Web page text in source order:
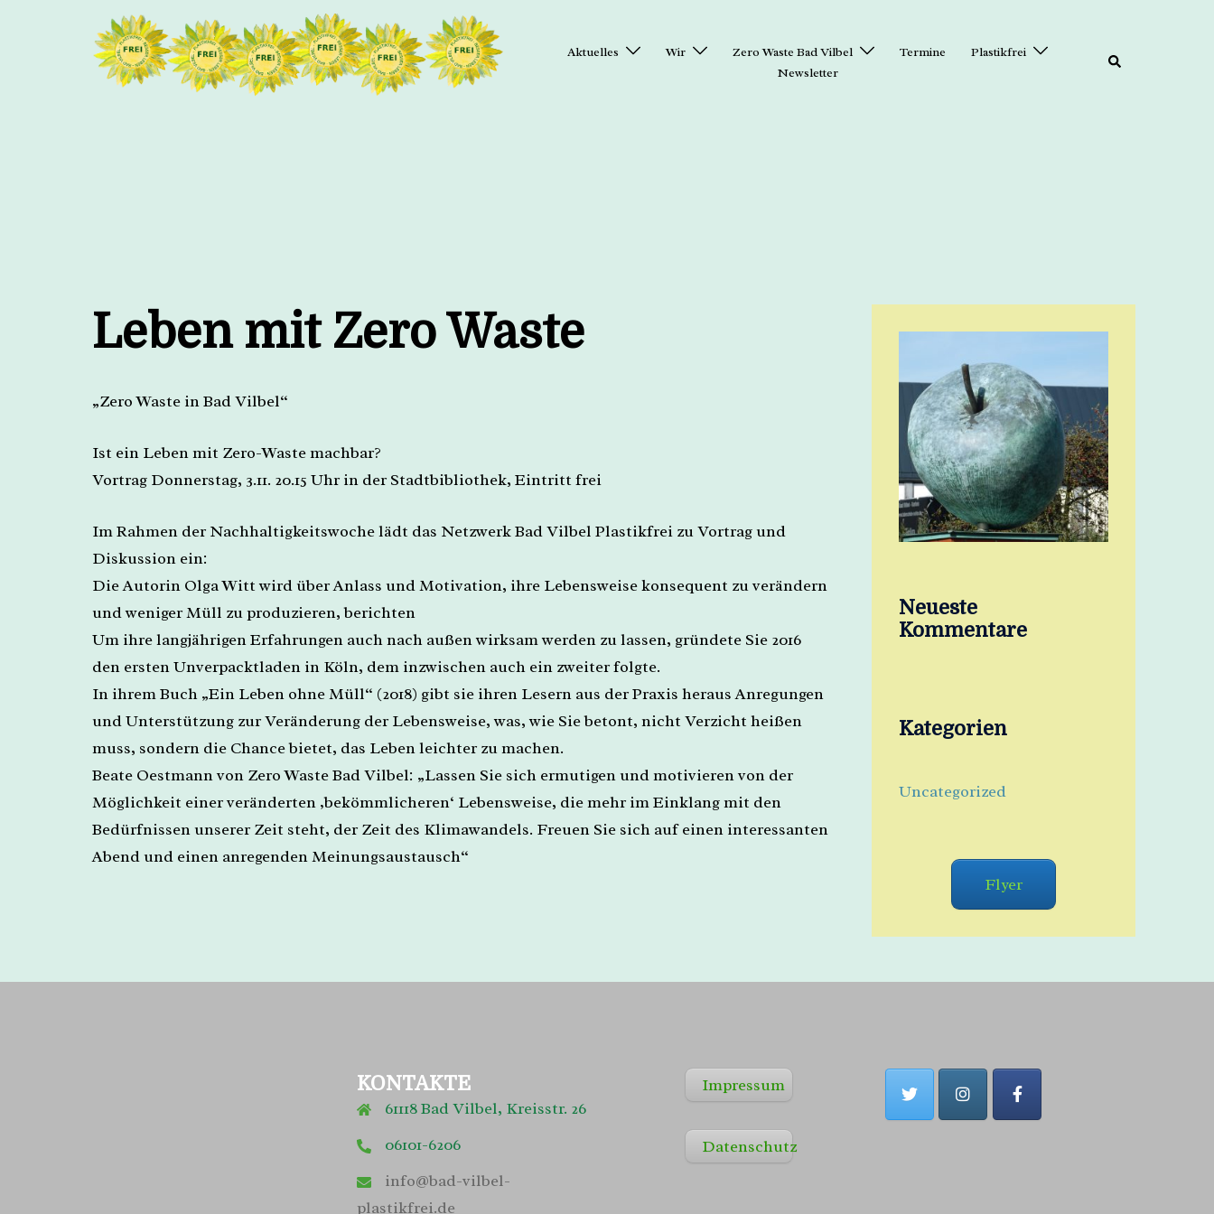
Aktuelles Wir Zero Waste Bad Vilbel Termine
Plastikfrei
Newsletter
Leben mit Zero Waste
„Zero Waste in Bad Vilbel“
Ist ein Leben mit Zero-Waste machbar?
Vortrag Donnerstag, 3.11. 20.15 Uhr in der Stadtbibliothek, Eintritt frei
Im Rahmen der Nachhaltigkeitswoche lädt das Netzwerk Bad Vilbel Plastikfrei zu Vortrag und
Diskussion ein:
Die Autorin Olga Witt wird über Anlass und Motivation, ihre Lebensweise konsequent zu verändern
und weniger Müll zu produzieren, berichten
Um ihre langjährigen Erfahrungen auch nach außen wirksam werden zu lassen, gründete Sie 2016
den ersten Unverpacktladen in Köln, dem inzwischen auch ein zweiter folgte.
In ihrem Buch „Ein Leben ohne Müll“ (2018) gibt sie ihren Lesern aus der Praxis heraus Anregungen
und Unterstützung zur Veränderung der Lebensweise, was, wie Sie betont, nicht Verzicht heißen
muss, sondern die Chance bietet, das Leben leichter zu machen.
Beate Oestmann von Zero Waste Bad Vilbel: „Lassen Sie sich ermutigen und motivieren von der
Möglichkeit einer veränderten ‚bekömmlicheren‘ Lebensweise, die mehr im Einklang mit den
Bedürfnissen unserer Zeit steht, der Zeit des Klimawandels. Freuen Sie sich auf einen interessanten
Abend und einen anregenden Meinungsaustausch“
Neueste
Kommentare
Kategorien
Uncategorized
Flyer
KONTAKTE
61118 Bad Vilbel, Kreisstr. 26
06101-6206
info@bad-vilbel-
plastikfrei.de
Impressum
Datenschutz